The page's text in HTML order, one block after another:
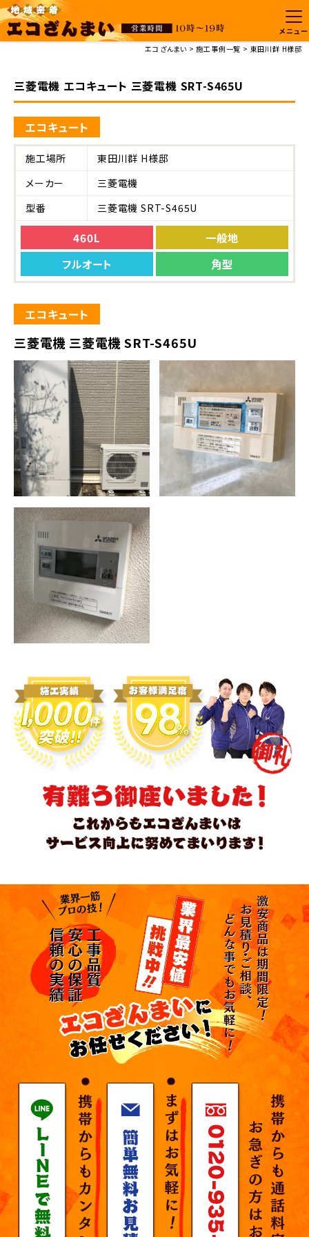
メニュー
エコざんまい
施工事例一覧 東田川群 H様邸
三菱電機 エコキュート 三菱電機 SRT-S465U
エコキュート
施工場所
東田川群 H様邸
メーカー
三菱電機
型番
三菱電機 SRT-S465U
460L
一般地
フルオート
角型
エコキュート
三菱電機 三菱電機 SRT-S465U